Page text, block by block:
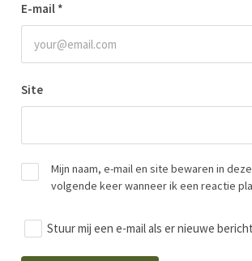
E-mail *
Site
Mijn naam, e-mail en site bewaren in
volgende keer wanneer ik een reactie
Stuur mij een e-mail als er nieuwe